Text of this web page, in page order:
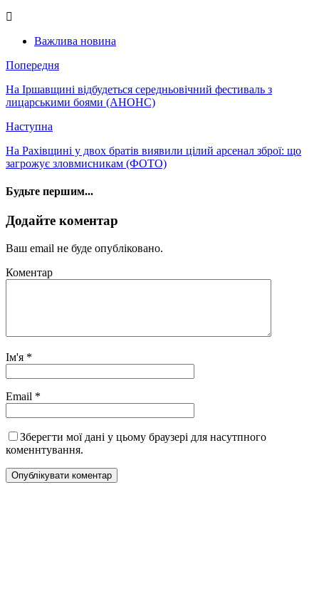
Важлива новина
Попередня
На Іршавщині відбудеться середньовічний фестиваль з
лицарськими боями (АНОНС)
Наступна
На Рахівщині у двох братів виявили цілий арсенал зброї: що
загрожує зловмисникам (ФОТО)
Будьте першим...
Додайте коментар
Ваш email не буде опубліковано.
Коментар
Ім'я *
Email *
Зберегти мої дані у цьому браузері для насутпного
коменнтування.